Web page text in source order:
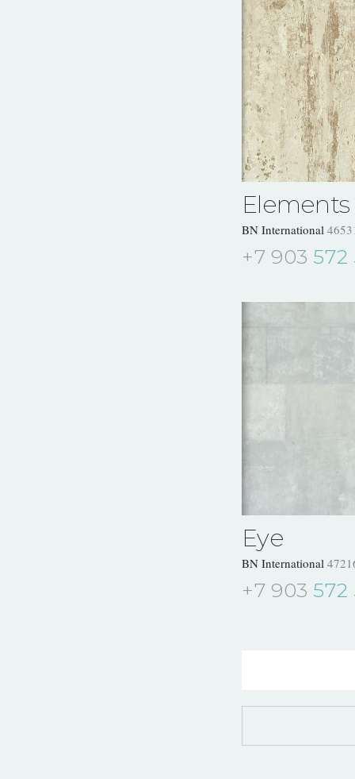
Elements
BN International
+7 903 572
Eye
BN International
+7 903 572